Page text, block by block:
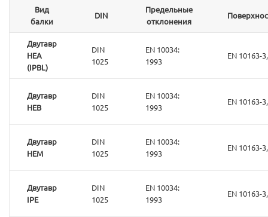
Вид
балки
DIN
Предельные
отклонения
Двутавр
HEA
(IPBL)
DIN
1025
EN 10034:
1993
EN 10163-
Двутавр
HEB
DIN
1025
EN 10034:
1993
EN 10163-
Двутавр
HEM
DIN
1025
EN 10034:
1993
EN 10163-
Двутавр
IPE
DIN
1025
EN 10034:
1993
EN 10163-